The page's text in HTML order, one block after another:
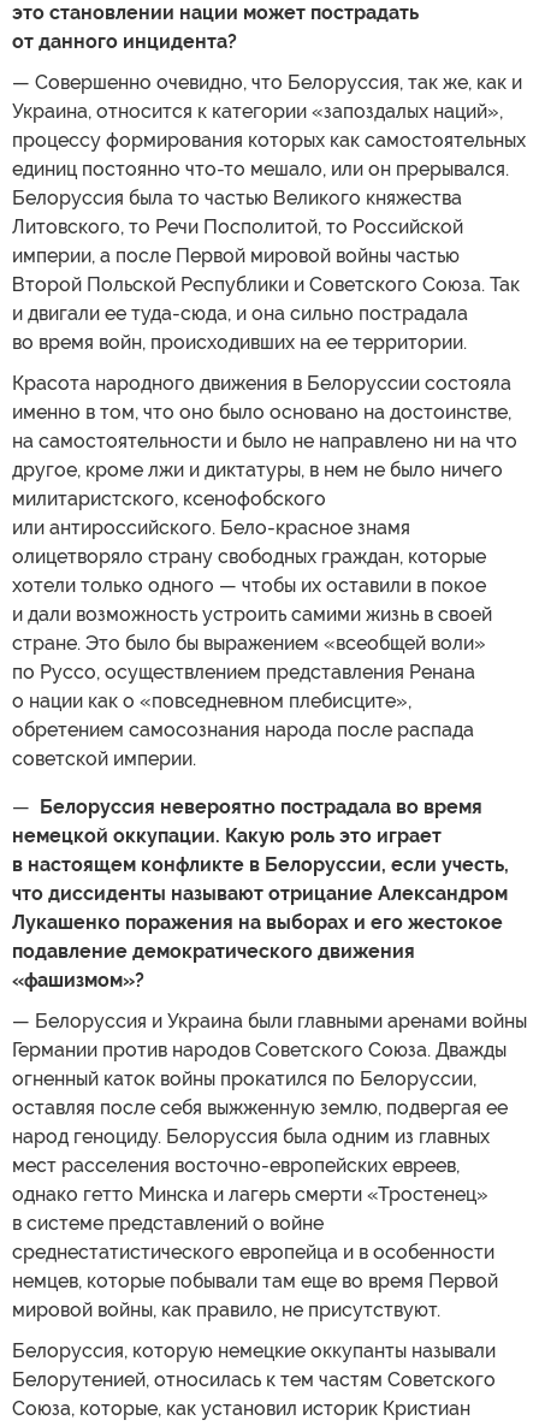
это становлении нации может пострадать
от данного инцидента?
— Совершенно очевидно, что Белоруссия, так же, как и
Украина, относится к категории «запоздалых наций»,
процессу формирования которых как самостоятельных
единиц постоянно что-то мешало, или он прерывался.
Белоруссия была то частью Великого княжества
Литовского, то Речи Посполитой, то Российской
империи, а после Первой мировой войны частью
Второй Польской Республики и Советского Союза. Так
и двигали ее туда-сюда, и она сильно пострадала
во время войн, происходивших на ее территории.
Красота народного движения в Белоруссии состояла
именно в том, что оно было основано на достоинстве,
на самостоятельности и было не направлено ни на что
другое, кроме лжи и диктатуры, в нем не было ничего
милитаристского, ксенофобского
или антироссийского. Бело-красное знамя
олицетворяло страну свободных граждан, которые
хотели только одного — чтобы их оставили в покое
и дали возможность устроить самими жизнь в своей
стране. Это было бы выражением «всеобщей воли»
по Руссо, осуществлением представления Ренана
о нации как о «повседневном плебисците»,
обретением самосознания народа после распада
советской империи.
— Белоруссия невероятно пострадала во время
немецкой оккупации. Какую роль это играет
в настоящем конфликте в Белоруссии, если учесть,
что диссиденты называют отрицание Александром
Лукашенко поражения на выборах и его жестокое
подавление демократического движения
«фашизмом»?
— Белоруссия и Украина были главными аренами войны
Германии против народов Советского Союза. Дважды
огненный каток войны прокатился по Белоруссии,
оставляя после себя выжженную землю, подвергая ее
народ геноциду. Белоруссия была одним из главных
мест расселения восточно-европейских евреев,
однако гетто Минска и лагерь смерти «Тростенец»
в системе представлений о войне
среднестатистического европейца и в особенности
немцев, которые побывали там еще во время Первой
мировой войны, как правило, не присутствуют.
Белоруссия, которую немецкие оккупанты называли
Белорутенией, относилась к тем частям Советского
Союза, которые, как установил историк Кристиан